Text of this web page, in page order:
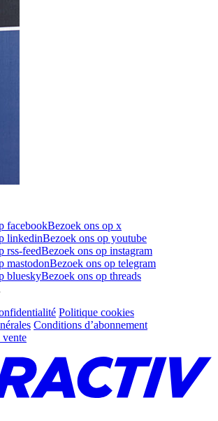
facebookBezoek ons op x
linkedinBezoek ons op youtube
rss-feedBezoek ons op instagram
mastodonBezoek ons op telegram
blueskyBezoek ons op threads
Politique cookies
Conditions d’abonnement